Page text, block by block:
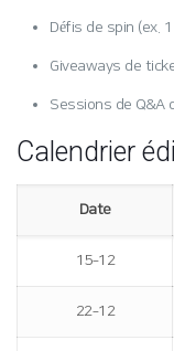
Défis de spin (ex.
Giveaways de
Sessions de Q&A
Calendrier
Date
15‑12
22‑12